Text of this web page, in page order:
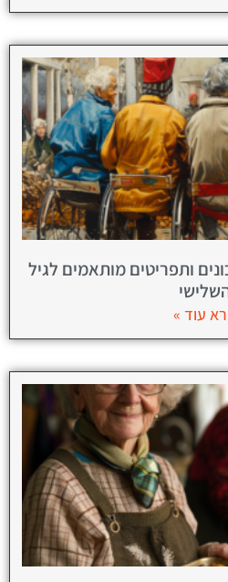
ותפריטים מותאמים לגיל
עוד »